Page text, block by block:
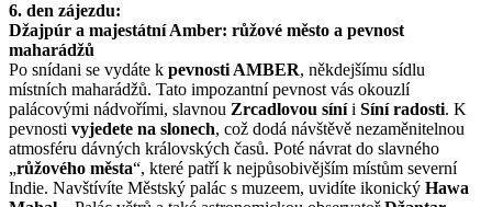
6. den zájezdu:
Džajpúr a majestátní Amber: růžové město a pevnost
maharádžů
Po snídani se vydáte k pevnosti AMBER, někdejšímu sídlu
místních maharádžů. Tato impozantní pevnost vás okouzlí
palácovými nádvořími, slavnou Zrcadlovou síníi Síní radosti. K
pevnosti vyjedete na slonech, což dodá návštěvě nezaměnitelnou
atmosféru dávných královských časů. Poté návrat do slavného
„růžového města“, které patří k nejpůsobivějším místům severní
Indie. Navštívíte Městský palác s muzeem, uvidíte ikonický Hawa